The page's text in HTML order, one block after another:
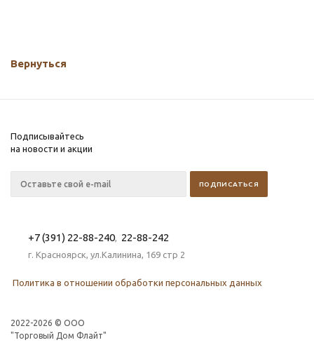
Вернуться
Подписывайтесь
на новости и акции
+7 (391) 22-88-240, 22-88-242
г. Красноярск, ул.Калинина, 169 стр 2
Политика в отношении обработки персональных данных
2022-2026 © OOO
"Торговый Дом Флайт"